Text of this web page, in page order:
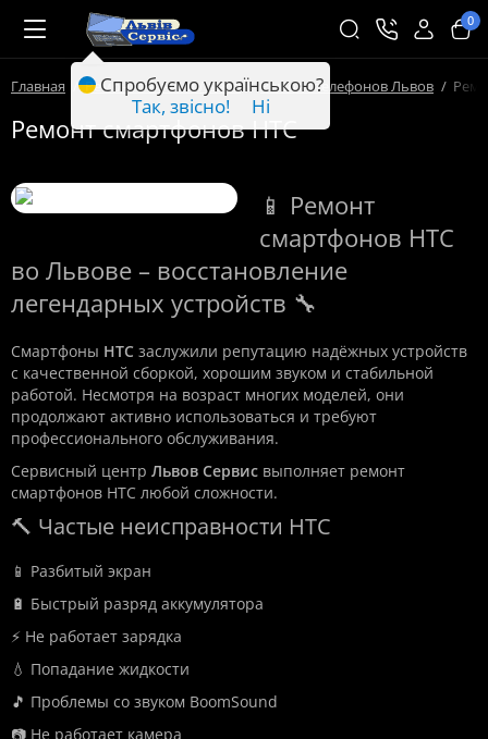
0
Главная Ремонт техники Львов Ремонт телефонов Львов
Ремонт смартфонов HTC
📱 Ремонт
смартфонов HTC
во Львове – восстановление
легендарных устройств 🔧
Смартфоны HTC заслужили репутацию надёжных устройств
с качественной сборкой, хорошим звуком и стабильной
работой. Несмотря на возраст многих моделей, они
продолжают активно использоваться и требуют
профессионального обслуживания.
Сервисный центр Львов Сервис выполняет ремонт
смартфонов HTC любой сложности.
🔨 Частые неисправности HTC
📱 Разбитый экран
🔋 Быстрый разряд аккумулятора
⚡ Не работает зарядка
💧 Попадание жидкости
🎵 Проблемы со звуком BoomSound
📷 Не работает камера
Спробуємо українською?
Так, звісно!
Ні